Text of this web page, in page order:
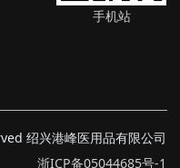
手机站
绍兴港峰医用品有限公司
浙ICP备05044685号-1